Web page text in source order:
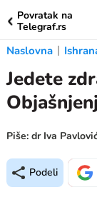
Povratak na
Telegraf.rs
Naslovna
Jedete
Piše: dr Iva
Podeli